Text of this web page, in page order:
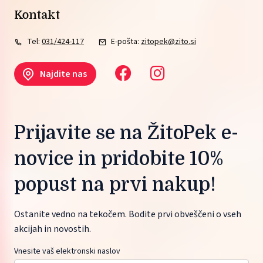
Kontakt
Tel: 031/424-117 E-pošta: zitopek@zito.si
Najdite nas
Prijavite se na ŽitoPek e-
novice in pridobite 10%
popust na prvi nakup!
Ostanite vedno na tekočem. Bodite prvi obveščeni o vseh
akcijah in novostih.
Vnesite vaš elektronski naslov